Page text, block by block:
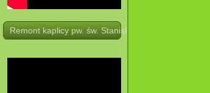
Remont kaplicy pw. św. Stanisława w Potoczku